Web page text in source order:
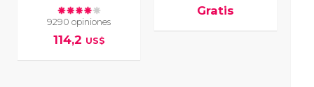
9290 opiniones
114,2 US$
Gratis